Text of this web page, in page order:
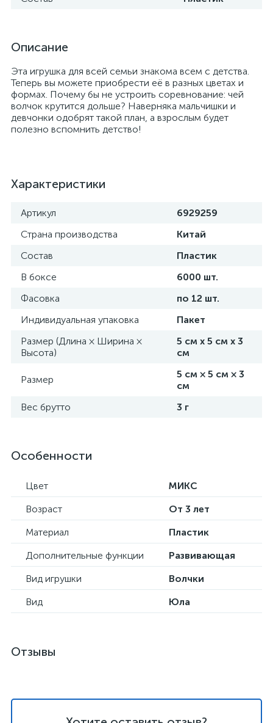
Описание
Эта игрушка для всей семьи знакома всем с детства.
Теперь вы можете приобрести её в разных цветах и
формах. Почему бы не устроить соревнование: чей
волчок крутится дольше? Наверняка мальчишки и
девчонки одобрят такой план, а взрослым будет
полезно вспомнить детство!
Характеристики
Артикул
6929259
Страна производства
Китай
Состав
Пластик
В боксе
6000 шт.
Фасовка
по 12 шт.
Индивидуальная упаковка
Пакет
Размер (Длина × Ширина ×
Высота)
5 см х 5 см х 3
см
Размер
5 см × 5 см × 3
см
Вес брутто
3 г
Особенности
Цвет
МИКС
Возраст
От 3 лет
Материал
Пластик
Дополнительные функции
Развивающая
Вид игрушки
Волчки
Вид
Юла
Отзывы